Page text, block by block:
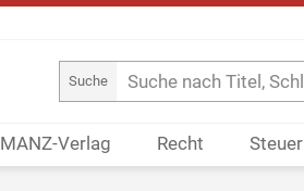
Suche
MANZ-Verlag Recht Steuer